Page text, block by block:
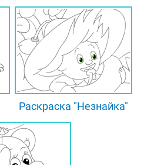
Раскраска "Незнайка"